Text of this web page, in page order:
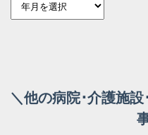
＼他の病院･介護施